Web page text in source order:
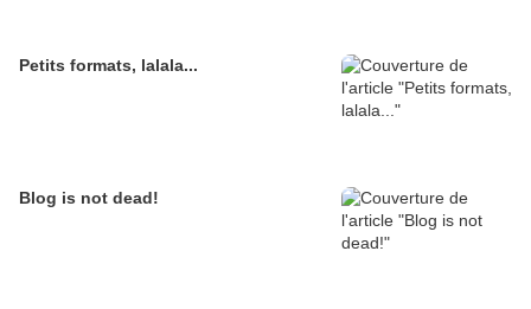
Petits formats, lalala...
Blog is not dead!